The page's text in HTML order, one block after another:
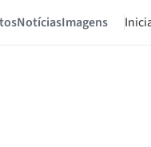
NotíciasImagens